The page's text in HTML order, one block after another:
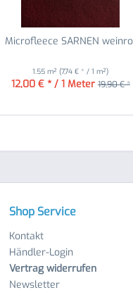
Microfleece SARNEN
1.55 m²(7,74 € * / 1 m²)
12,00 € * / 1 Meter 19,90 € *
Shop Service
Kontakt
Händler-Login
Vertrag widerrufen
Newsletter